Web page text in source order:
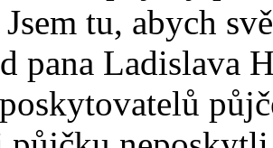
tu, abych
pana Ladislava